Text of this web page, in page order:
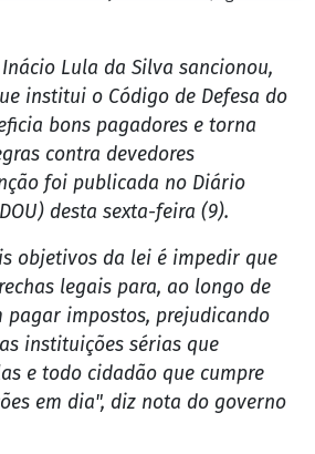
Lula da Silva sancionou,
institui o Código de Defesa do
bons pagadores e torna
contra devedores
foi publicada no Diário
desta sexta-feira (9).
objetivos da lei é impedir que
legais para, ao longo de
pagar impostos, prejudicando
instituições sérias que
e todo cidadão que cumpre
em dia", diz nota do governo